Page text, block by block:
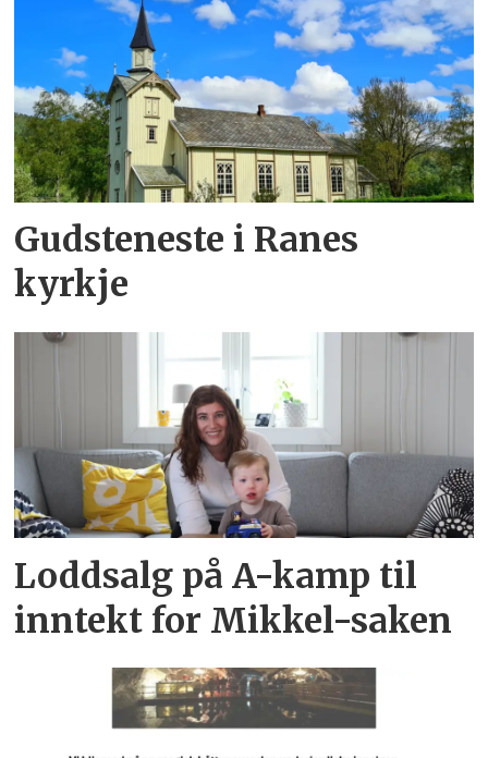
Gudsteneste i Ranes
kyrkje
Loddsalg på A-kamp til
inntekt for Mikkel-saken